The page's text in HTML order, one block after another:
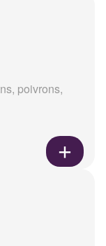
poivrons,